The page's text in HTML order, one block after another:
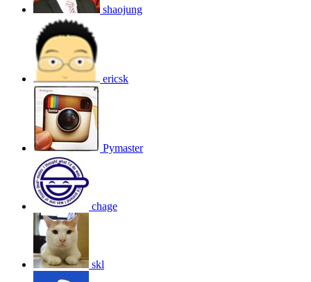
shaojung
ericsk
Pymaster
chage
skl